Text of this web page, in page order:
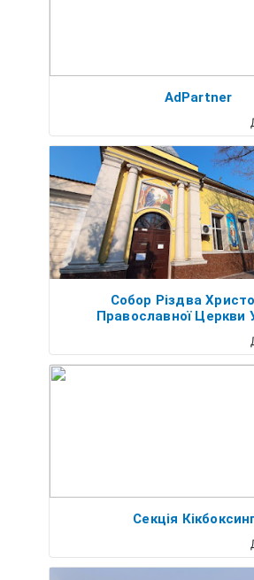
AdPartner
Собор Різдва
Православної Церкви
Секція